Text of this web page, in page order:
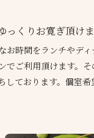
くりお寛ぎ頂けま
お時間をランチやデ
でご利用頂けます。
しております。個室